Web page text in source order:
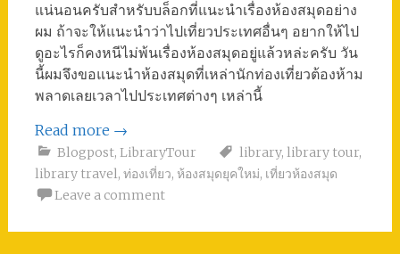
แน่นอนครับสำหรับบล็อกที่แนะนำเรื่องห้องสมุดอย่าง
ผม ถ้าจะให้แนะนำว่าไปเที่ยวประเทศอื่นๆ อยากให้ไป
ดูอะไรก็คงหนีไม่พ้นเรื่องห้องสมุดอยู่แล้วหล่ะครับ วัน
นี้ผมจึงขอแนะนำห้องสมุดที่เหล่านักท่องเที่ยวต้องห้าม
พลาดเลยเวลาไปประเทศต่างๆ เหล่านี้
Read more →
Blogpost, LibraryTour library, library tour,
library travel, ท่องเที่ยว, ห้องสมุดยุคใหม่, เที่ยวห้องสมุด
Leave a comment